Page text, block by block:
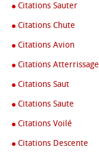
Citations Sauter
Citations Chute
Citations Avion
Citations Atterrissage
Citations Saut
Citations Saute
Citations Voilé
Citations Descente